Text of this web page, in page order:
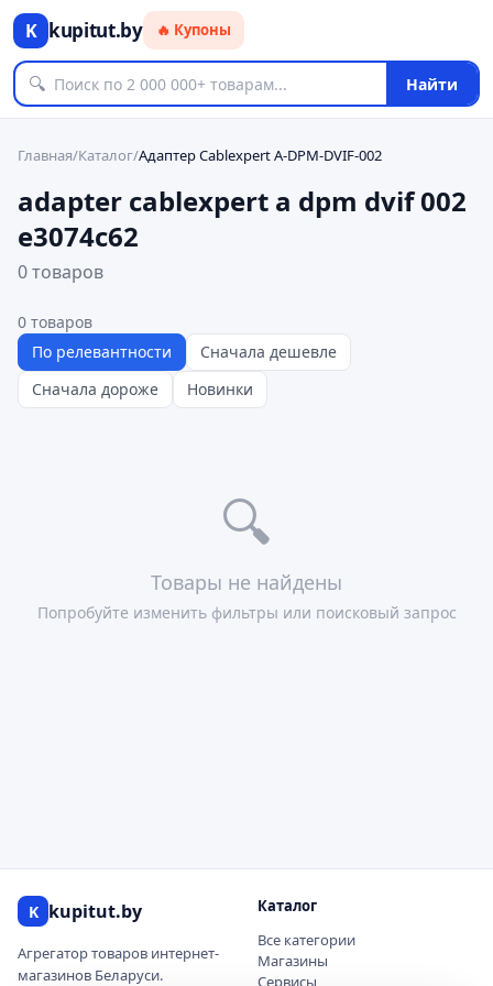
K kupitut.by 🔥 Купоны
🔍 Найти
Главная/Каталог/Адаптер Cablexpert A-DPM-DVIF-002
adapter cablexpert a dpm dvif 002
e3074c62
0 товаров
0 товаров
По релевантности
Сначала дешевле
Сначала дороже
Новинки
🔍
Товары не найдены
Попробуйте изменить фильтры или поисковый запрос
K kupitut.by
Агрегатор товаров интернет-
магазинов Беларуси.
Каталог
Все категории
Магазины
Сервисы